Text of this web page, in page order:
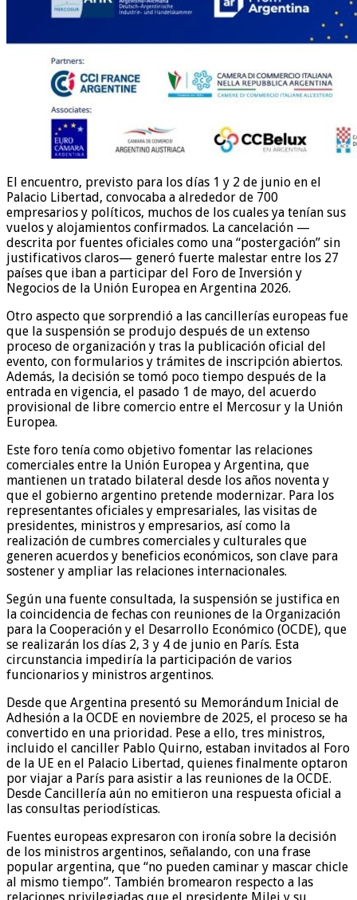
El encuentro, previsto para los días 1 y 2 de junio en el
Palacio Libertad, convocaba a alrededor de 700
empresarios y políticos, muchos de los cuales ya tenían sus
vuelos y alojamientos confirmados. La cancelación —
descrita por fuentes oficiales como una “postergación” sin
justificativos claros— generó fuerte malestar entre los 27
países que iban a participar del Foro de Inversión y
Negocios de la Unión Europea en Argentina 2026.
Otro aspecto que sorprendió a las cancillerías europeas fue
que la suspensión se produjo después de un extenso
proceso de organización y tras la publicación oficial del
evento, con formularios y trámites de inscripción abiertos.
Además, la decisión se tomó poco tiempo después de la
entrada en vigencia, el pasado 1 de mayo, del acuerdo
provisional de libre comercio entre el Mercosur y la Unión
Europea.
Este foro tenía como objetivo fomentar las relaciones
comerciales entre la Unión Europea y Argentina, que
mantienen un tratado bilateral desde los años noventa y
que el gobierno argentino pretende modernizar. Para los
representantes oficiales y empresariales, las visitas de
presidentes, ministros y empresarios, así como la
realización de cumbres comerciales y culturales que
generen acuerdos y beneficios económicos, son clave para
sostener y ampliar las relaciones internacionales.
Según una fuente consultada, la suspensión se justifica en
la coincidencia de fechas con reuniones de la Organización
para la Cooperación y el Desarrollo Económico (OCDE), que
se realizarán los días 2, 3 y 4 de junio en París. Esta
circunstancia impediría la participación de varios
funcionarios y ministros argentinos.
Desde que Argentina presentó su Memorándum Inicial de
Adhesión a la OCDE en noviembre de 2025, el proceso se ha
convertido en una prioridad. Pese a ello, tres ministros,
incluido el canciller Pablo Quirno, estaban invitados al Foro
de la UE en el Palacio Libertad, quienes finalmente optaron
por viajar a París para asistir a las reuniones de la OCDE.
Desde Cancillería aún no emitieron una respuesta oficial a
las consultas periodísticas.
Fuentes europeas expresaron con ironía sobre la decisión
de los ministros argentinos, señalando, con una frase
popular argentina, que “no pueden caminar y mascar chicle
al mismo tiempo”. También bromearon respecto a las